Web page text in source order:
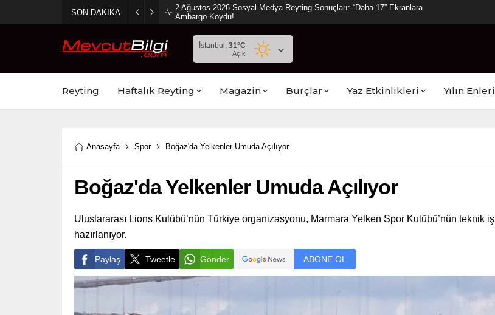
SON DAKİKA
2 Ağustos 2026 Sosyal Medya Reyting Sonuçları: “Daha 17” Ekranlara
Ambargo Koydu!
İstanbul, 31°C
Açık
Reyting Haftalık Reyting Magazin Burçlar Yaz Etkinlikleri Yılın Enleri
Anasayfa Spor Boğaz'da Yelkenler Umuda Açılıyor
Boğaz'da Yelkenler Umuda Açılıyor
Uluslararası Lions Kulübü’nün Türkiye organizasyonu, Marmara Yelken Spor Kulübü’nün teknik
hazırlanıyor.
Paylaş Tweetle Gönder ABONE OL